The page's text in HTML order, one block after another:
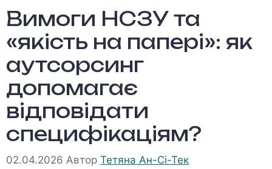
Вимоги НСЗУ та
«якість на папері»: як
аутсорсинг
допомагає
відповідати
специфікаціям?
02.04.2026 Автор Тетяна Ан-Сі-Тек